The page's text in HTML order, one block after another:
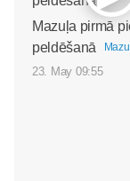
Mazuļa pirmā
peldēšanā
23. May 09:55